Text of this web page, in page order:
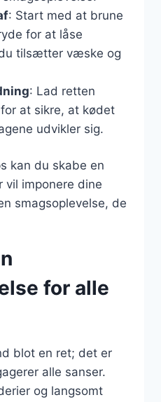
: Start med at brune
for at låse
tilsætter væske og
: Lad retten
at sikre, at kødet
udvikler sig.
kan du skabe en
imponere dine
smagsoplevelse, de
for alle
blot en ret; det er
alle sanser.
og langsomt